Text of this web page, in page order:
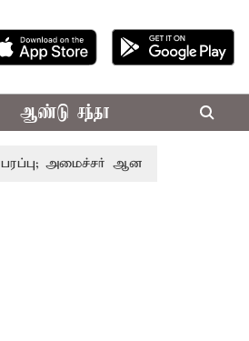
ஆண்டு சந்தா
ஆனந்த் உடன் சி.வி. சண்முகம்,